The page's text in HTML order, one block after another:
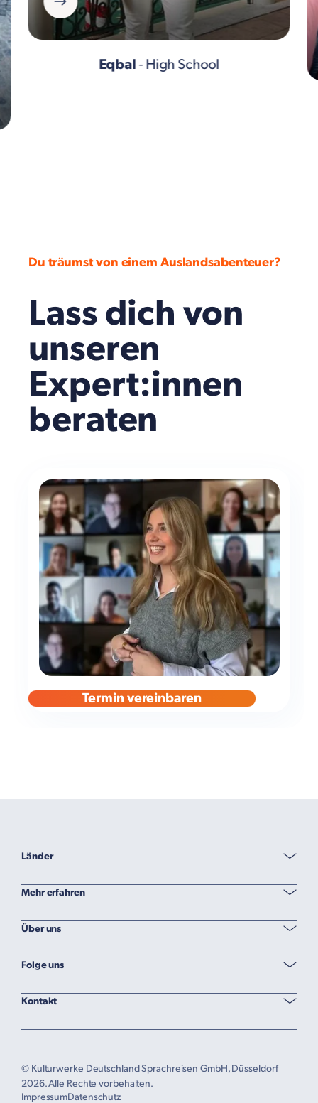
Eqbal- High School
Du träumst von einem Auslandsabenteuer?
Lass dich von
unseren
Expert:innen
beraten
Termin vereinbaren
Länder
Mehr erfahren
Über uns
Folge uns
Kontakt
© Kulturwerke Deutschland Sprachreisen GmbH, Düsseldorf
2026. Alle Rechte vorbehalten.
ImpressumDatenschutz